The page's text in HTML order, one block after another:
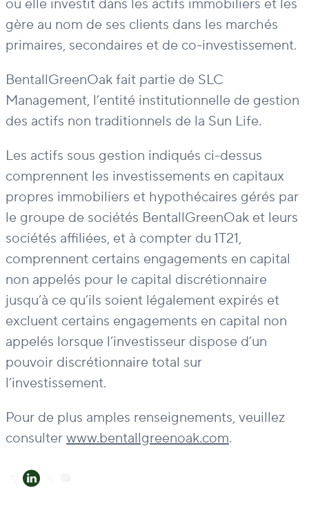
où elle investit dans les actifs immobiliers et les
gère au nom de ses clients dans les marchés
primaires, secondaires et de co-investissement.
BentallGreenOak fait partie de SLC
Management, l’entité institutionnelle de gestion
des actifs non traditionnels de la Sun Life.
Les actifs sous gestion indiqués ci-dessus
comprennent les investissements en capitaux
propres immobiliers et hypothécaires gérés par
le groupe de sociétés BentallGreenOak et leurs
sociétés affiliées, et à compter du 1T21,
comprennent certains engagements en capital
non appelés pour le capital discrétionnaire
jusqu’à ce qu’ils soient légalement expirés et
excluent certains engagements en capital non
appelés lorsque l’investisseur dispose d’un
pouvoir discrétionnaire total sur
l’investissement.
Pour de plus amples renseignements, veuillez
consulterwww.bentallgreenoak.com.